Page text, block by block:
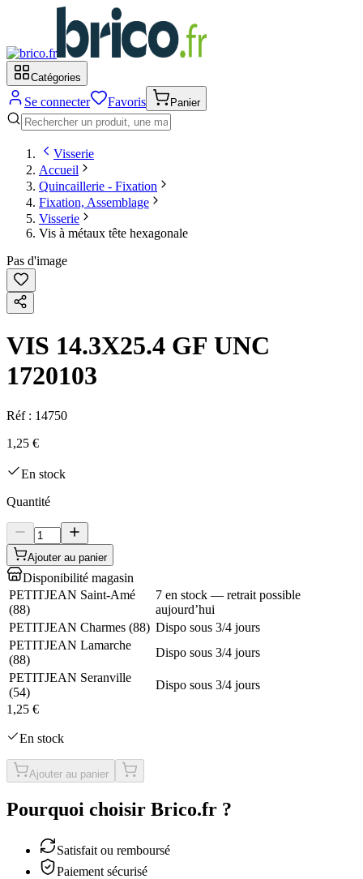
Catégories
Se connecter Favoris Panier
Visserie
Accueil
Quincaillerie - Fixation
Fixation, Assemblage
Visserie
Vis à métaux tête hexagonale
Pas d'image
VIS 14.3X25.4 GF UNC
1720103
Réf : 14750
1,25 €
En stock
Quantité
Ajouter au panier
Disponibilité magasin
PETITJEAN Saint-Amé
(88)
7 en stock — retrait possible
aujourd’hui
PETITJEAN Charmes (88) Dispo sous 3/4 jours
PETITJEAN Lamarche
(88)
Dispo sous 3/4 jours
PETITJEAN Seranville
(54)
Dispo sous 3/4 jours
1,25 €
En stock
Ajouter au panier
Pourquoi choisir Brico.fr ?
Satisfait ou remboursé
Paiement sécurisé